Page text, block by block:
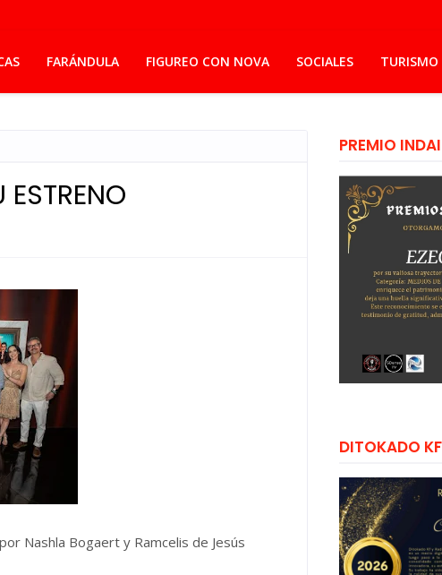
FARÁNDULA FIGUREO CON NOVA SOCIALES TURISMO
Nashla Bogaert y Ramcelis de Jesús
PREMIO
DITOKADO